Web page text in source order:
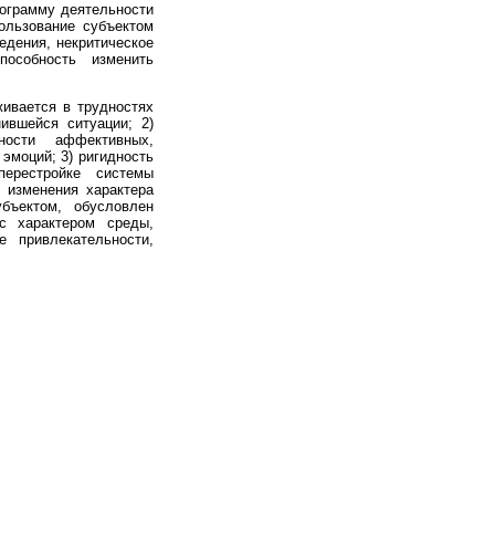
деятельности
субъектом
некритическое
изменить
в трудностях
ситуации; 2)
аффективных,
3) ригидность
системы
характера
обусловлен
характером среды,